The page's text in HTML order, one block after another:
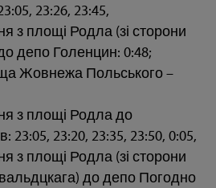
23:26, 23:45,
з площі Родла (зі сторони
депо Голенцин: 0:48;
Жовнежа Польського –
з площі Родла до
23:20, 23:35, 23:50, 0:05,
з площі Родла (зі сторони
до депо Погодно